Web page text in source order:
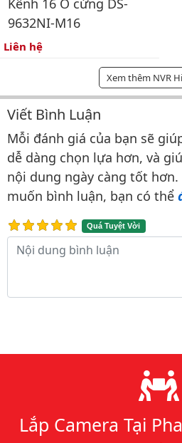
9632NI-M16
Liên hệ
Xem thêm NVR
Bình luận &
Viết Bình Luận
Mỗi đánh giá của bạn sẽ
dễ dàng chọn lựa hơn, và
nội dung ngày càng tốt
muốn bình luận, bạn có thể
Quá Tuyệt Vời
Nội dung bình luận
Lý do chọn chúng tôi
Lắp Camera Tại